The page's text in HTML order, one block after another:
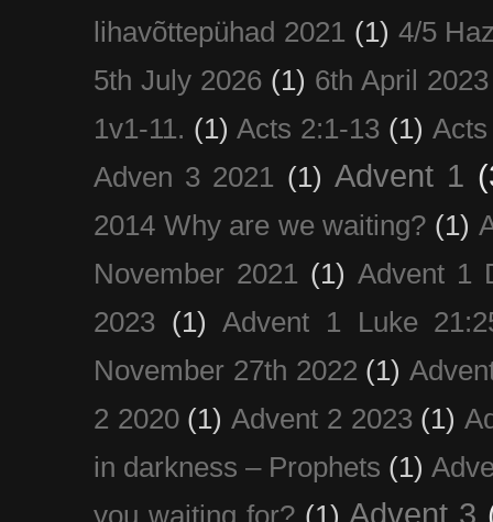
lihavõttepühad 2021 (1) 4/5
5th July 2026 (1) 6th April 2023
1v1-11. (1) Acts 2:1-13 (1)
Adven 3 2021 (1) Advent 1
2014 Why are we waiting? (1)
November 2021 (1) Advent 1
2023 (1) Advent 1 Luke
November 27th 2022 (1)
2 2020 (1) Advent 2 2023 (1)
in darkness – Prophets (1)
you waiting for? (1) Advent 3